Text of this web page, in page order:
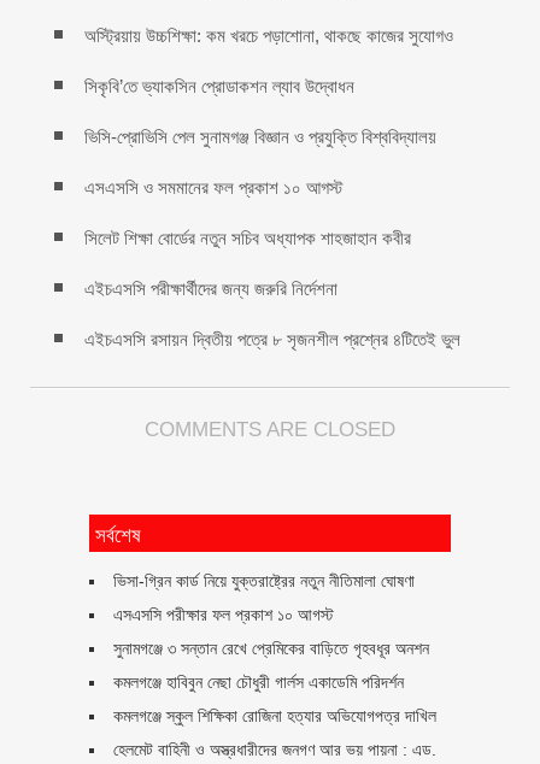
অস্ট্রিয়ায় উচ্চশিক্ষা: কম খরচে পড়াশোনা, থাকছে কাজের সুযোগও
সিকৃবি’তে ভ্যাকসিন প্রোডাকশন ল্যাব উদ্বোধন
ভিসি-প্রোভিসি পেল সুনামগঞ্জ বিজ্ঞান ও প্রযুক্তি বিশ্ববিদ্যালয়
এসএসসি ও সমমানের ফল প্রকাশ ১০ আগস্ট
সিলেট শিক্ষা বোর্ডের নতুন সচিব অধ্যাপক শাহজাহান কবীর
এইচএসসি পরীক্ষার্থীদের জন্য জরুরি নির্দেশনা
এইচএসসি রসায়ন দ্বিতীয় পত্রে ৮ সৃজনশীল প্রশ্নের ৪টিতেই ভুল
COMMENTS ARE CLOSED
সর্বশেষ
ভিসা-গ্রিন কার্ড নিয়ে যুক্তরাষ্ট্রের নতুন নীতিমালা ঘোষণা
এসএসসি পরীক্ষার ফল প্রকাশ ১০ আগস্ট
সুনামগঞ্জে ৩ সন্তান রেখে প্রেমিকের বাড়িতে গৃহবধূর অনশন
কমলগঞ্জে হাবিবুন নেছা চৌধুরী গার্লস একাডেমি পরিদর্শন
কমলগঞ্জে স্কুল শিক্ষিকা রোজিনা হত্যার অভিযোগপত্র দাখিল
হেলমেট বাহিনী ও অস্ত্রধারীদের জনগণ আর ভয় পায়না : এড.